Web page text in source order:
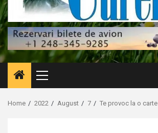
Primary
Menu
Home 2022 August 7 Te provoc la o carte